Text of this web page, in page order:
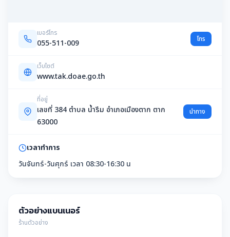
เบอร์โทร
055-511-009 โทร
เว็บไซต์
www.tak.doae.go.th
ที่อยู่
เลขที่ 384 ตำบล น้ำรึม อำเภอเมืองตาก ตาก
63000
นำทาง
เวลาทำการ
วันจันทร์-วันศุกร์ เวลา 08:30-16:30 น
ตัวอย่างแบนเนอร์
ร้านตัวอย่าง